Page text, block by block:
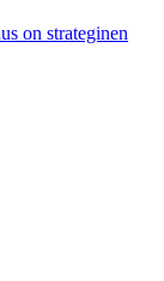
on strateginen